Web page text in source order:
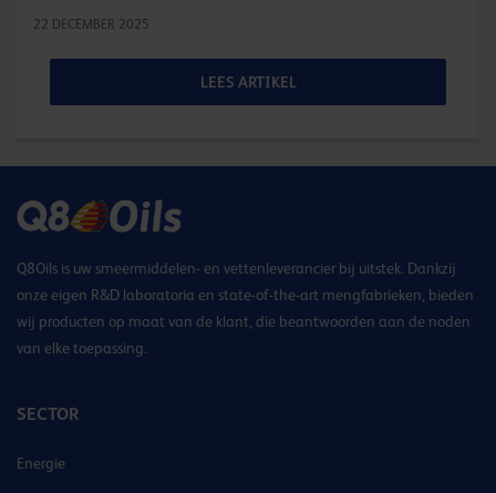
22 DECEMBER 2025
LEES ARTIKEL
Q8Oils is uw smeermiddelen- en vettenleverancier bij uitstek. Dankzij
onze eigen R&D laboratoria en state-of-the-art mengfabrieken, bieden
wij producten op maat van de klant, die beantwoorden aan de noden
van elke toepassing.
SECTOR
Energie